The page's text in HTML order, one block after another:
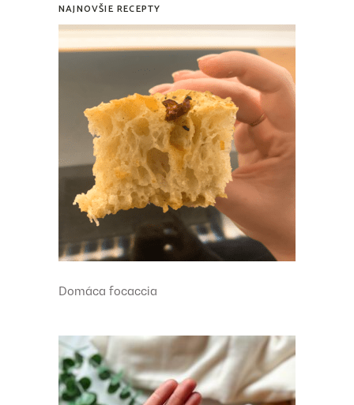
NAJNOVŠIE RECEPTY
Domáca focaccia